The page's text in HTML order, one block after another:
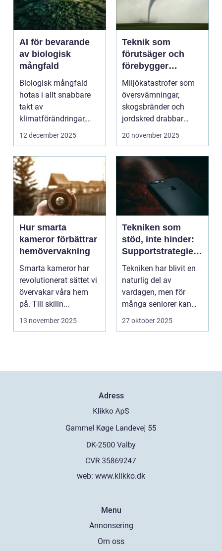
AI för bevarande
av biologisk
mångfald
Biologisk mångfald
hotas i allt snabbare
takt av
klimatförändringar,
habitatför...
12 december 2025
Teknik som
förutsäger och
förebygger
miljökatastrofer i
realtid
Miljökatastrofer som
översvämningar,
skogsbränder och
jordskred drabbar
miljonta...
20 november 2025
Hur smarta
kameror förbättrar
hemövervakning
Smarta kameror har
revolutionerat sättet vi
övervakar våra hem
på. Till skilln...
13 november 2025
Tekniken som
stöd, inte hinder:
Supportstrategier
för seniorer
Tekniken har blivit en
naturlig del av
vardagen, men för
många seniorer kan
smartphones, ...
27 oktober 2025
Adress
web: www.klikko.dk
Menu
Annonsering
Om oss